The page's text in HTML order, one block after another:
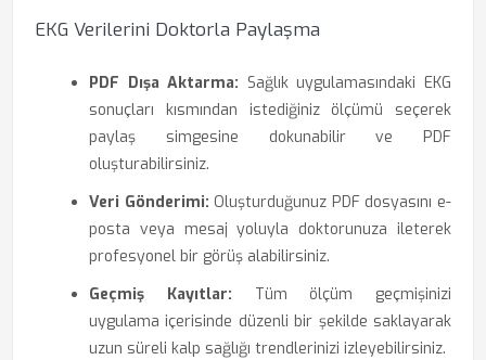
EKG Verilerini Doktorla Paylaşma
PDF Dışa Aktarma: Sağlık uygulamasındaki EKG
sonuçları kısmından istediğiniz ölçümü seçerek
paylaş simgesine dokunabilir ve PDF
oluşturabilirsiniz.
Veri Gönderimi: Oluşturduğunuz PDF dosyasını e-
posta veya mesaj yoluyla doktorunuza ileterek
profesyonel bir görüş alabilirsiniz.
Geçmiş Kayıtlar: Tüm ölçüm geçmişinizi
uygulama içerisinde düzenli bir şekilde saklayarak
uzun süreli kalp sağlığı trendlerinizi izleyebilirsiniz.